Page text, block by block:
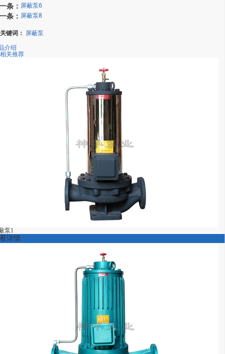
条： 屏蔽泵6
条： 屏蔽泵8
关键词： 屏蔽泵
介绍
相关推荐
泵1
详情